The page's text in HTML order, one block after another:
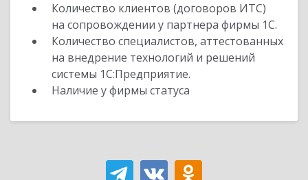
Количество клиентов (договоров ИТС)
на сопровождении у партнера фирмы 1С.
Количество специалистов, аттестованных
на внедрение технологий и решений
системы 1С:Предприятие.
Наличие у фирмы статуса